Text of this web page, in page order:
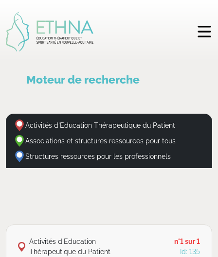
Moteur de recherche
Activités d'Education Thérapeutique du Patient
Associations et structures ressources pour tous
Structures ressources pour les professionnels
Activités d'Education
Thérapeutique du Patient
n°1 sur 1
Id: 135